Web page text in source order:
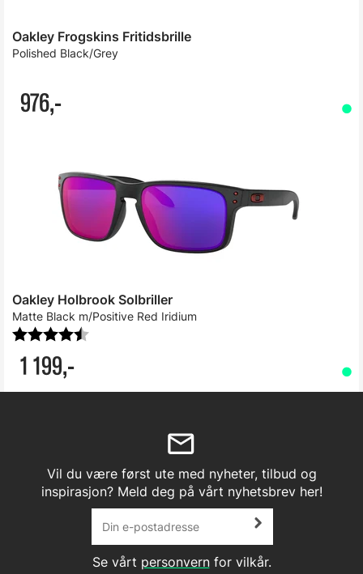
Oakley Frogskins Fritidsbrille
Polished Black/Grey
976,-
Oakley Holbrook Solbriller
Matte Black m/Positive Red Iridium
1 199,-
Karakter:
Vil du være først ute med nyheter, tilbud og
inspirasjon? Meld deg på vårt nyhetsbrev her!
Se vårt personvernfor vilkår.